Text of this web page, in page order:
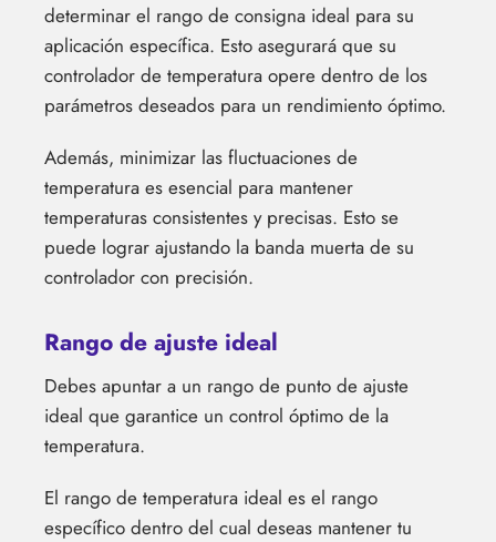
determinar el rango de consigna ideal para su
aplicación específica. Esto asegurará que su
controlador de temperatura opere dentro de los
parámetros deseados para un rendimiento óptimo.
Además, minimizar las fluctuaciones de
temperatura es esencial para mantener
temperaturas consistentes y precisas. Esto se
puede lograr ajustando la banda muerta de su
controlador con precisión.
Rango de ajuste ideal
Debes apuntar a un rango de punto de ajuste
ideal que garantice un control óptimo de la
temperatura.
El rango de temperatura ideal es el rango
específico dentro del cual deseas mantener tu